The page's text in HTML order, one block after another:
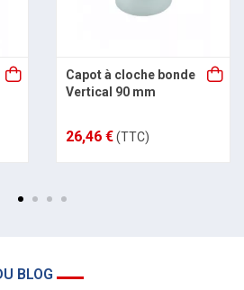
Capot à cloche bonde
Vertical 90 mm
26,46 €(TTC)
BLOG